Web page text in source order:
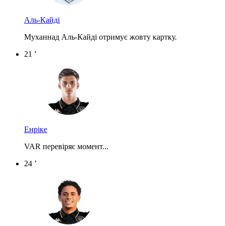
Аль-Кайді
Муханнад Аль-Кайді отримує жовту картку.
21 ’
Енріке
VAR перевіряє момент...
24 ’